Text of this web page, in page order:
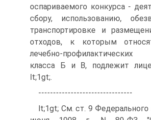
оспариваемого конкурса -
сбору, использованию,
транспортировке и
отходов, к которым
лечебно-профилактических
класса Б и В, подлежит
lt;1gt;.
--------------------------------
lt;1gt; См. ст. 9 Федерального